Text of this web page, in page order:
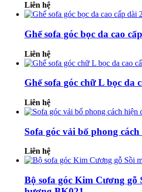
Liên hệ
Ghế sofa góc bọc da cao
Liên hệ
Ghế sofa góc chữ L bọc da
Liên hệ
Sofa góc vải bố phong
Liên hệ
Bộ sofa góc Kim Cương gỗ